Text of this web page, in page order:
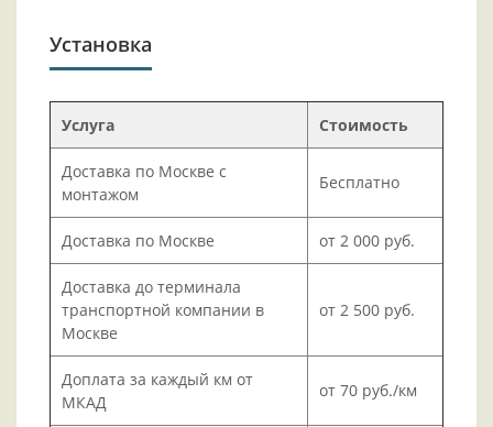
Установка
Услуга Стоимость
Доставка по Москве с
монтажом
Бесплатно
Доставка по Москве от 2 000 руб.
Доставка до терминала
транспортной компании в
Москве
от 2 500 руб.
Доплата за каждый км от
МКАД
от 70 руб./км